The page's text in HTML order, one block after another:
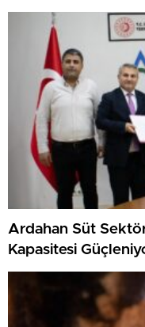
Ardahan Süt
Kapasitesi